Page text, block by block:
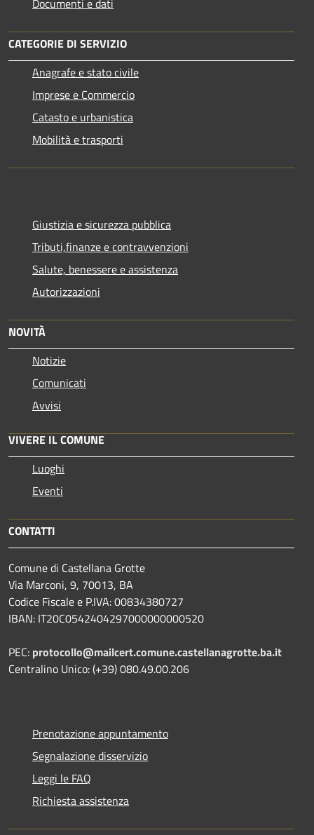
Documenti e dati
CATEGORIE DI SERVIZIO
Anagrafe e stato civile
Imprese e Commercio
Catasto e urbanistica
Mobilità e trasporti
Giustizia e sicurezza pubblica
Tributi,finanze e contravvenzioni
Salute, benessere e assistenza
Autorizzazioni
NOVITÀ
Notizie
Comunicati
Avvisi
VIVERE IL COMUNE
Luoghi
Eventi
CONTATTI
Comune di Castellana Grotte
Via Marconi, 9, 70013, BA
Codice Fiscale e P.IVA: 00834380727
IBAN: IT20C0542404297000000000520
PEC: protocollo@mailcert.comune.castellanagrotte.ba.it
Centralino Unico: (+39) 080.49.00.206
Prenotazione appuntamento
Segnalazione disservizio
Leggi le FAQ
Richiesta assistenza